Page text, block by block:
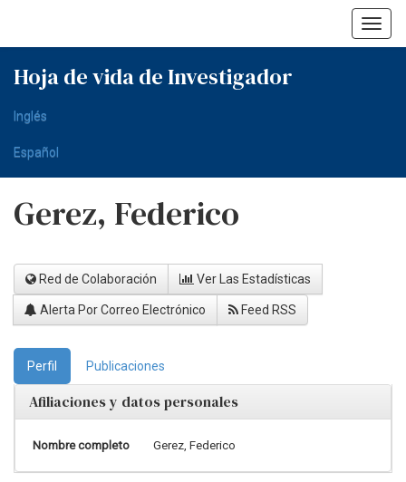
Hoja de vida de Investigador
Inglés
Español
Gerez, Federico
Red de Colaboración Ver Las Estadísticas
Alerta Por Correo Electrónico Feed RSS
Perfil Publicaciones
Afiliaciones y datos personales
Nombre completo Gerez, Federico